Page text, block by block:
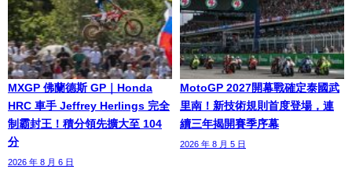
MXGP 佛蘭德斯 GP｜Honda
HRC 車手 Jeffrey Herlings 完全
制霸封王！積分領先擴大至 104
分
2026 年 8 月 6 日
MotoGP 2027開幕戰確定泰國武
里南！新技術規則首度登場，連
續三年揭開賽季序幕
2026 年 8 月 5 日